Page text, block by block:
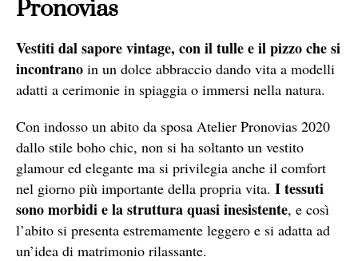
Pronovias
Vestiti dal sapore vintage, con il tulle e il pizzo che si
incontrano in un dolce abbraccio dando vita a modelli
adatti a cerimonie in spiaggia o immersi nella natura.
Con indosso un abito da sposa Atelier Pronovias 2020
dallo stile boho chic, non si ha soltanto un vestito
glamour ed elegante ma si privilegia anche il comfort
nel giorno più importante della propria vita. I tessuti
sono morbidi e la struttura quasi inesistente, e così
l’abito si presenta estremamente leggero e si adatta ad
un’idea di matrimonio rilassante.